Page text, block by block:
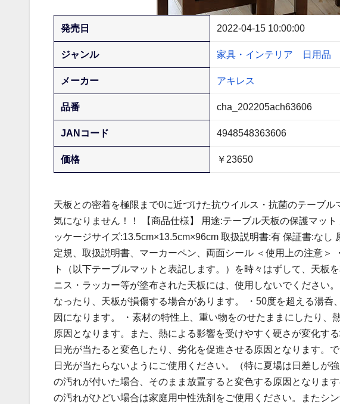
発売日 2022-04-15 10:00:00
ジャンル 家具・インテリア 日用品
メーカー アキレス
品番 cha_202205ach63606
JANコード 4948548363606
価格 ￥23650
天板との密着を極限まで0に近づけた抗ウイルス・抗菌のテーブ
気になりません！！ 【商品仕様】 用途:テーブル天板の保護マッ
ッケージサイズ:13.5cm×13.5cm×96cm 取扱説明書:有 保証書:なし
定規、取扱説明書、マーカーペン、両面シール ＜使用上の注意＞
ト（以下テーブルマットと表記します。）を時々はずして、天板
ニス・ラッカー等が塗布された天板には、使用しないでください
なったり、天板が損傷する場合があります。 ・50度を超える湯
因になります。 ・素材の特性上、重い物をのせたままにしたり、
原因となります。また、熱による影響を受けやすく硬さが変化す
日光が当たると変色したり、劣化を促進させる原因となります。
日光が当たらないようにご使用ください。（特に夏場は日差しが
の汚れが付いた場合、そのまま放置すると変色する原因となりま
の汚れがひどい場合は家庭用中性洗剤をご使用ください。またシ